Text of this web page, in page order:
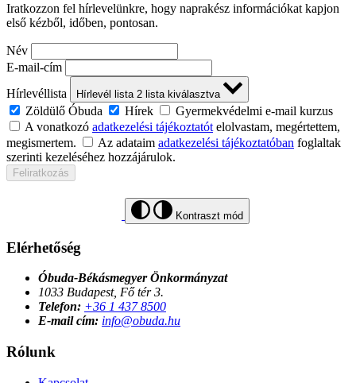
Iratkozzon fel hírlevelünkre, hogy naprakész információkat kapjon
első kézből, időben, pontosan.
Név
E-mail-cím
Hírlevéllista
Hírlevél lista 2 lista kiválasztva
Zöldülő Óbuda Hírek
Gyermekvédelmi e-mail kurzus
A vonatkozó adatkezelési tájékoztatót elolvastam, megértettem,
megismertem.
Az adataim adatkezelési tájékoztatóban foglaltak
szerinti kezeléséhez hozzájárulok.
Feliratkozás
Kontraszt mód
Elérhetőség
Óbuda-Békásmegyer Önkormányzat
1033 Budapest, Fő tér 3.
Telefon: +36 1 437 8500
E-mail cím: info@obuda.hu
Rólunk